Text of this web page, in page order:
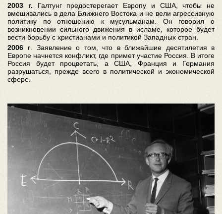
2003 г. Галтунг предостерегает Европу и США, чтобы не
вмешивались в дела Ближнего Востока и не вели агрессивную
политику по отношению к мусульманам. Он говорил о
возникновении сильного движения в исламе, которое будет
вести борьбу с христианами и политикой Западных стран.
2006 г . Заявление о том, что в ближайшие десятилетия в
Европе начнется конфликт, где примет участие Россия. В итоге
Россия будет процветать, а США, Франция и Германия
разрушаться, прежде всего в политической и экономической
сфере.